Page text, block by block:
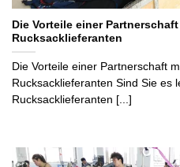
Die Vorteile einer
Rucksacklieferanten
Die Vorteile einer Partnerschaft
Rucksacklieferanten Sind Sie es
Rucksacklieferanten [...]